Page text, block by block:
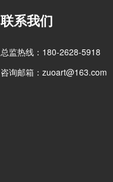
联系我们
总监热线：180-2628-5918
咨询邮箱：zuoart@163.com